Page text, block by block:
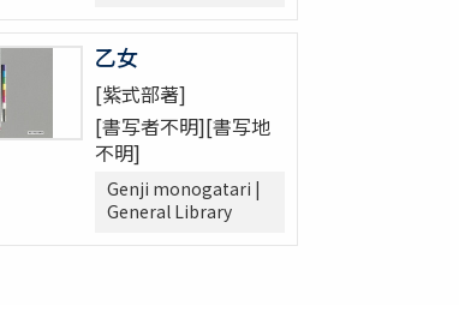
乙女
[紫式部著]
[書写者不明][書写地
不明]
Genji monogatari |
General Library